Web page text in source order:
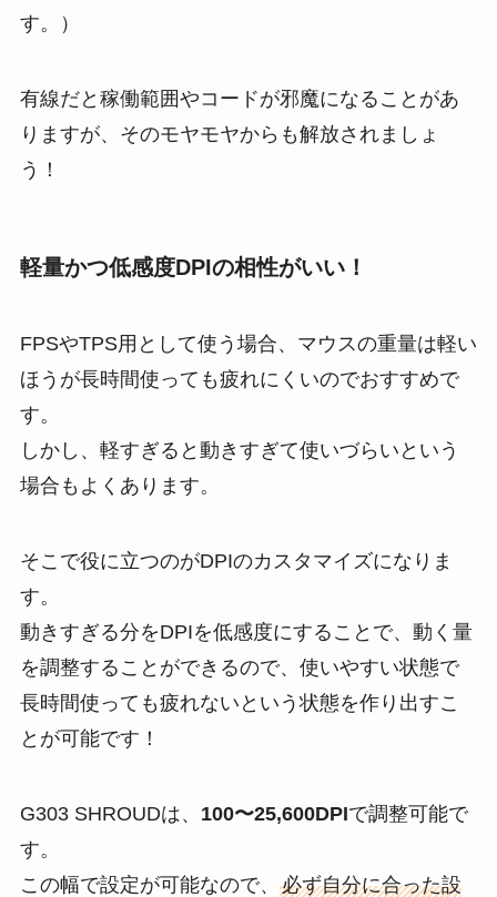
す。）
有線だと稼働範囲やコードが邪魔になることがあ
りますが、そのモヤモヤからも解放されましょ
う！
軽量かつ低感度DPIの相性がいい！
FPSやTPS用として使う場合、マウスの重量は軽い
ほうが長時間使っても疲れにくいのでおすすめで
す。
しかし、軽すぎると動きすぎて使いづらいという
場合もよくあります。
そこで役に立つのがDPIのカスタマイズになりま
す。
動きすぎる分をDPIを低感度にすることで、動く量
を調整することができるので、使いやすい状態で
長時間使っても疲れないという状態を作り出すこ
とが可能です！
G303 SHROUDは、 100〜25,600DPIで調整可能で
す。
この幅で設定が可能なので、 必ず自分に合った設